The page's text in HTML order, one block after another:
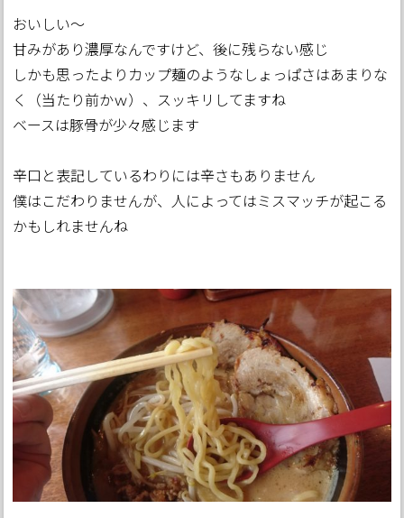
おいしい～
甘みがあり濃厚なんですけど、後に残らない感じ
しかも思ったよりカップ麺のようなしょっぱさはあまりな
く（当たり前かｗ）、スッキリしてますね
ベースは豚骨が少々感じます
辛口と表記しているわりには辛さもありません
僕はこだわりませんが、人によってはミスマッチが起こる
かもしれませんね